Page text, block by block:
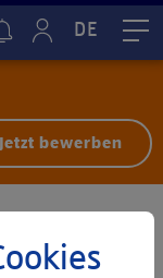
DE
Jetzt bewerben